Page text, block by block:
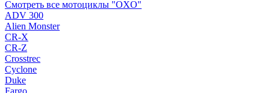
Смотреть все мотоциклы "OXO"
ADV 300
Alien Monster
CR-X
CR-Z
Crosstrec
Cyclone
Duke